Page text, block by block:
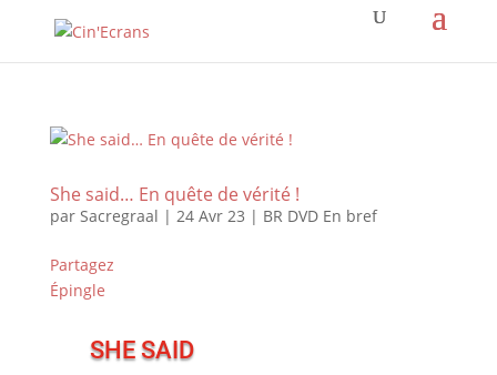
She said… En quête de vérité !
par Sacregraal | 24 Avr 23 | BR DVD En bref
Partagez
Épingle
SHE SAID